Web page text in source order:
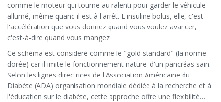
comme le moteur qui tourne au ralenti pour garder le véhicule
allumé, même quand il est à l'arrêt. L'insuline bolus, elle, c'est
l'accélération que vous donnez quand vous voulez avancer,
c'est-à-dire quand vous mangez.
Ce schéma est considéré comme le "gold standard" (la norme
dorée) car il imite le fonctionnement naturel d'un pancréas sain.
Selon les lignes directrices de l'Association Américaine du
Diabète (ADA) organisation mondiale dédiée à la recherche et à
l'éducation sur le diabète, cette approche offre une flexibilité